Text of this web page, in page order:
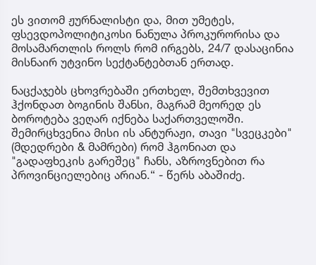
ეს ვითომ ჟურნალისტი და, მით უმეტეს,
ფსევდოპოლიტიკოსი ნანულა პროკურორისა და
მოსამართლის როლს რომ ირგებს, 24/7 დასაცინია
მისნაირ უტვინო სექტანტებთან ერთად.
ნაცქაჯებს ცხოვრებაში ერთხელ, შემთხვევით
ჰქონდათ ბოგინის შანსი, მაგრამ მეორედ ეს
ბოროტება ვეღარ იქნება საქართველოში.
შემირცხვენია მისი ის ანტურაჟი, თავი "სვეცკები"
(მდედრები & მამრები) რომ ჰგონიათ და
"გადაფხეკის გარეშეც" ჩანს, აზროვნებით რა
პროვინციელებიც არიან.“ - წერს აბაშიძე.